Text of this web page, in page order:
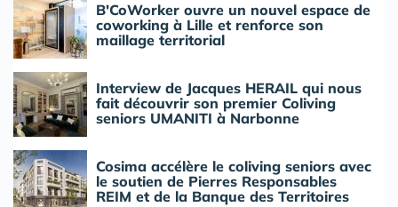
B'CoWorker ouvre un nouvel espace de
coworking à Lille et renforce son
maillage territorial
Interview de Jacques HERAIL qui nous
fait découvrir son premier Coliving
seniors UMANITI à Narbonne
Cosima accélère le coliving seniors avec
le soutien de Pierres Responsables
REIM et de la Banque des Territoires